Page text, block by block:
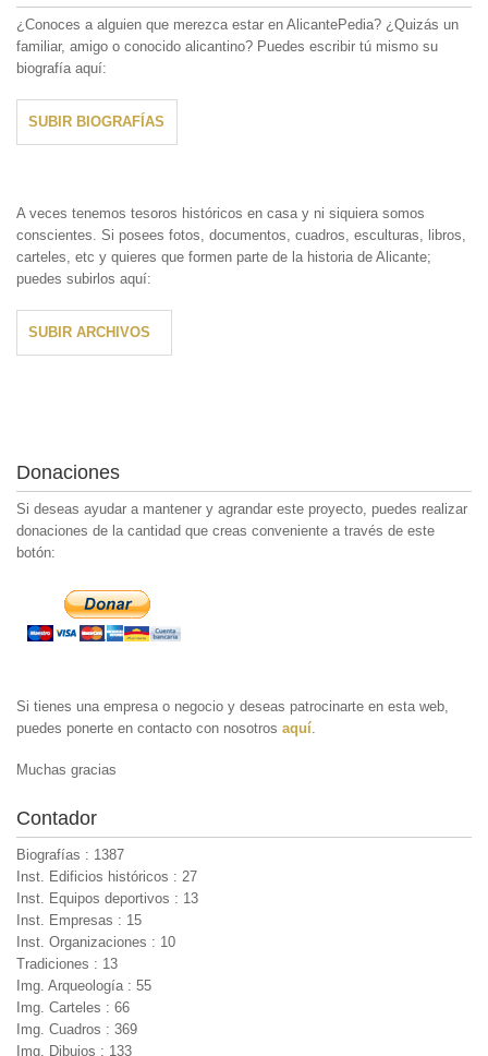
¿Conoces a alguien que merezca estar en AlicantePedia? ¿Quizás un
familiar, amigo o conocido alicantino? Puedes escribir tú mismo su
biografía aquí:
SUBIR BIOGRAFÍAS
A veces tenemos tesoros históricos en casa y ni siquiera somos
conscientes. Si posees fotos, documentos, cuadros, esculturas, libros,
carteles, etc y quieres que formen parte de la historia de Alicante;
puedes subirlos aquí:
SUBIR ARCHIVOS
Donaciones
Si deseas ayudar a mantener y agrandar este proyecto, puedes realizar
donaciones de la cantidad que creas conveniente a través de este
botón:
Si tienes una empresa o negocio y deseas patrocinarte en esta web,
puedes ponerte en contacto con nosotros aquí
Muchas gracias
Contador
Biografías : 1387
Inst. Edificios históricos : 27
Inst. Equipos deportivos : 13
Inst. Empresas : 15
Inst. Organizaciones : 10
Tradiciones : 13
Img. Arqueología : 55
Img. Carteles : 66
Img. Cuadros : 369
Img. Dibujos : 133